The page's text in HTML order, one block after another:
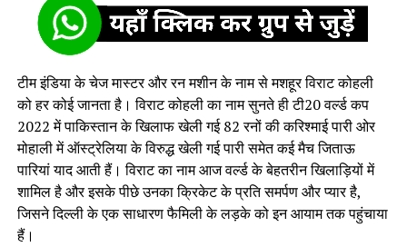
टीम इंडिया के चेज मास्टर और रन मशीन के नाम से मशहूर विराट कोहली
को हर कोई जानता है। विराट कोहली का नाम सुनते ही टी20 वर्ल्ड कप
2022 में पाकिस्तान के खिलाफ खेली गई 82 रनों की करिश्माई पारी ओर
मोहाली में ऑस्ट्रेलिया के विरुद्ध खेली गई पारी समेत कई मैच जिताऊ
पारियां याद आती हैं। विराट का नाम आज वर्ल्ड के बेहतरीन खिलाड़ियों में
शामिल है और इसके पीछे उनका क्रिकेट के प्रति समर्पण और प्यार है,
जिसने दिल्ली के एक साधारण फैमिली के लड़के को इन आयाम तक पहुंचाया
हैं।